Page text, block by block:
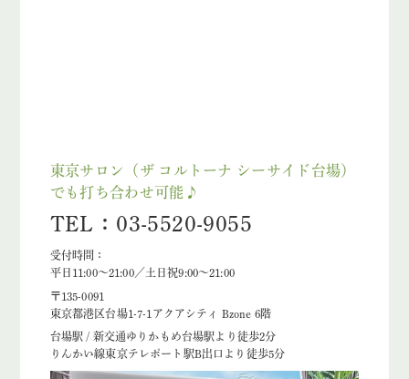
東京サロン（ザ コルトーナ シーサイド台場）
でも打ち合わせ可能♪
TEL：03-5520-9055
受付時間：
平日11:00～21:00／土日祝9:00～21:00
〒135-0091
東京都港区台場1-7-1アクアシティ Bzone 6階
台場駅 / 新交通ゆりかもめ台場駅より徒歩2分
りんかい線東京テレポート駅B出口より徒歩5分